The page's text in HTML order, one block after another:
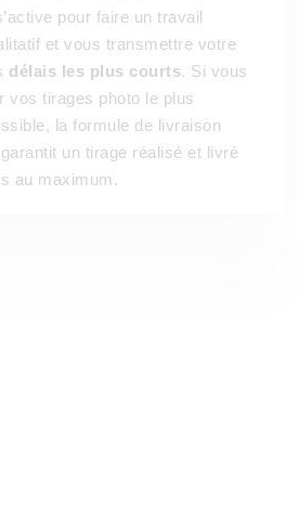
pour faire un travail
et vous transmettre votre
délais les plus courts. Si vous
vos tirages photo le plus
la formule de livraison
un tirage réalisé et livré
au maximum.